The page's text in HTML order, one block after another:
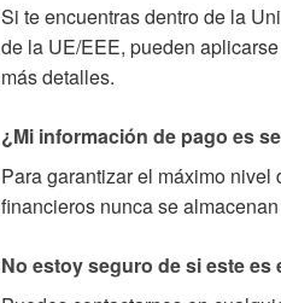
Si te encuentras dentro de la
de la UE/EEE, pueden
más detalles.
¿Mi información de pago es
Para garantizar el máximo
financieros nunca se
No estoy seguro de si este